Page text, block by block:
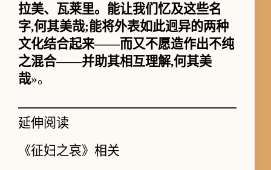
拉美、瓦莱里。能让我们忆及这些名
字,何其美哉;能将外表如此迥异的两种
文化结合起来——而又不愿造作出不纯
之混合——并助其相互理解,何其美
哉»。
延伸阅读
《征妇之哀》相关